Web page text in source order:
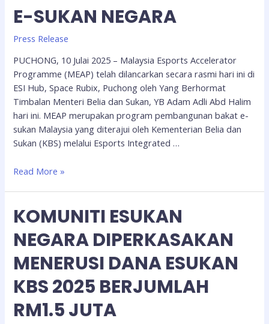
E-SUKAN NEGARA
Press Release
PUCHONG, 10 Julai 2025 – Malaysia Esports Accelerator
Programme (MEAP) telah dilancarkan secara rasmi hari ini di
ESI Hub, Space Rubix, Puchong oleh Yang Berhormat
Timbalan Menteri Belia dan Sukan, YB Adam Adli Abd Halim
hari ini. MEAP merupakan program pembangunan bakat e-
sukan Malaysia yang diterajui oleh Kementerian Belia dan
Sukan (KBS) melalui Esports Integrated …
Read More »
KOMUNITI ESUKAN
NEGARA DIPERKASAKAN
MENERUSI DANA ESUKAN
KBS 2025 BERJUMLAH
RM1.5 JUTA